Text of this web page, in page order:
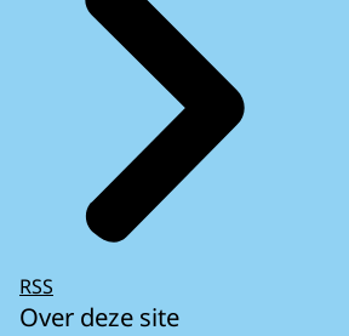
RSS
Over deze site